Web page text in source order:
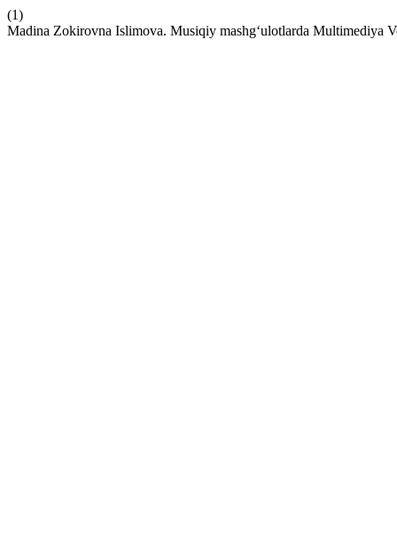
(1)
Madina Zokirovna Islimova. Musiqiy mashg‘ulotlarda Multimediya